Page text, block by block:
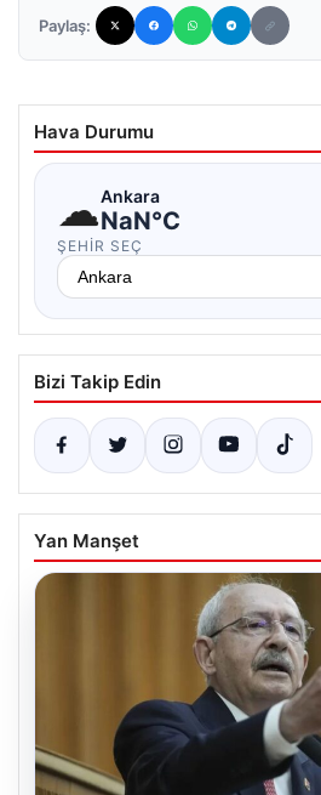
Paylaş:
Hava Durumu
☁Ankara
NaN°C
ŞEHIR SEÇ
Bizi Takip Edin
Yan Manşet